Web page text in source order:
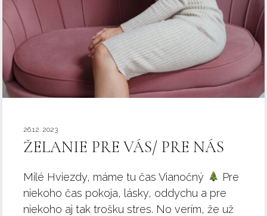
26.12. 2023
ŽELANIE PRE VÁS/ PRE NÁS
Milé Hviezdy, máme tu čas Vianočný
Pre
niekoho čas pokoja, lásky, oddychu a pre
niekoho aj tak trošku stres. No verím, že už